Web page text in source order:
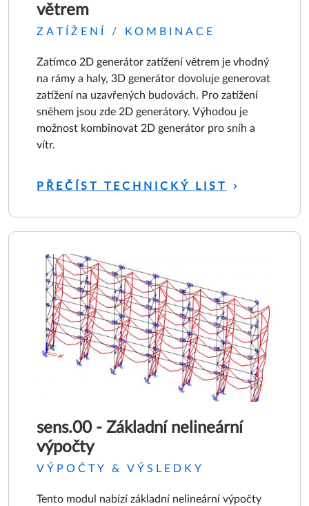
větrem
ZATÍŽENÍ / KOMBINACE
Zatímco 2D generátor zatížení větrem je vhodný
na rámy a haly, 3D generátor dovoluje generovat
zatížení na uzavřených budovách. Pro zatížení
sněhem jsou zde 2D generátory. Výhodou je
možnost kombinovat 2D generátor pro sníh a
vítr.
PŘEČÍST TECHNICKÝ LIST
sens.00 - Základní nelineární
výpočty
VÝPOČTY & VÝSLEDKY
Tento modul nabízí základní nelineární výpočty